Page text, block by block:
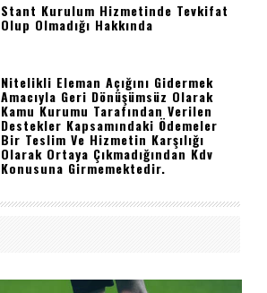
Stant Kurulum Hizmetinde Tevkifat
Olup Olmadığı Hakkında
Nitelikli Eleman Açığını Gidermek
Amacıyla Geri Dönüşümsüz Olarak
Kamu Kurumu Tarafından Verilen
Destekler Kapsamındaki Ödemeler
Bir Teslim Ve Hizmetin Karşılığı
Olarak Ortaya Çıkmadığından Kdv
Konusuna Girmemektedir.